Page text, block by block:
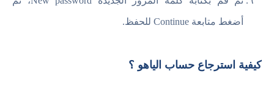
أضغط متابعة Continue للحفظ.
كيفية استرجاع حساب الياهو ؟